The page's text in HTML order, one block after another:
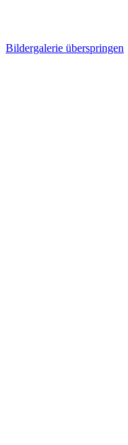
Bildergalerie überspringen